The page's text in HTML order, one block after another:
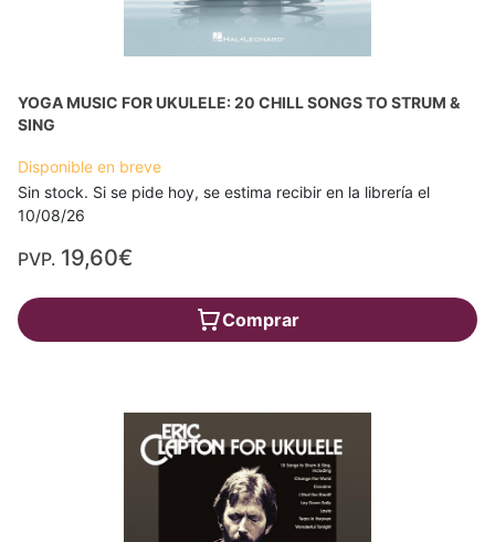
YOGA MUSIC FOR UKULELE: 20 CHILL SONGS TO STRUM &
SING
Disponible en breve
Sin stock. Si se pide hoy, se estima recibir en la librería el
10/08/26
PVP. 19,60€
Comprar